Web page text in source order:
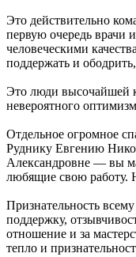
Это действительно
первую очередь
человеческими
поддержать и
Это люди высочайшей
невероятного
Отдельное огромное
Руднику Евгению
Александровне — вы
любящие свою работу.
Признательность
поддержку,
отношение и за
тепло и